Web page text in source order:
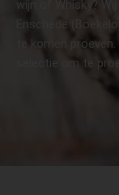
wijn of Whisky?
Enschede
te komen
selectie om te